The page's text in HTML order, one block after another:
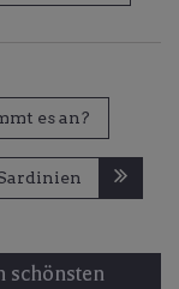
es an?
schönsten